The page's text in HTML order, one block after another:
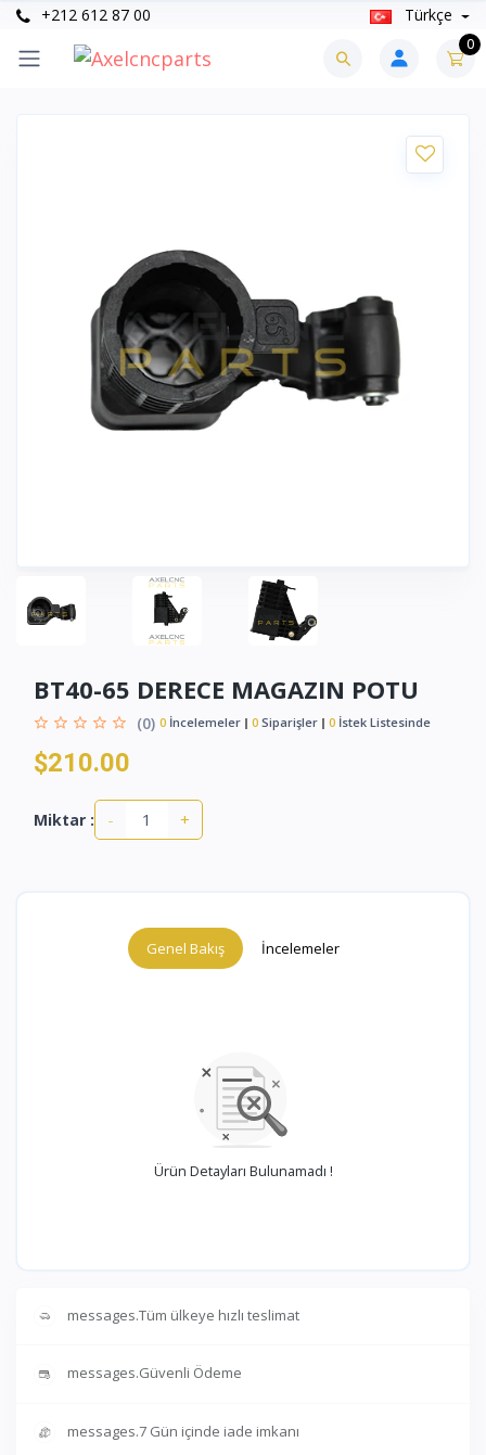
+212 612 87 00 Türkçe
0
BT40-65 DERECE MAGAZIN POTU
(0) 0 İncelemeler 0 Siparişler 0 İstek Listesinde
$210.00
Miktar : - +
Genel Bakış İncelemeler
Ürün Detayları Bulunamadı !
messages.Tüm ülkeye hızlı teslimat
messages.Güvenli Ödeme
messages.7 Gün içinde iade imkanı